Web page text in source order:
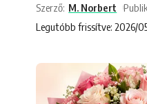
Legutóbb frissítve: 2026/
Szerző: M. Norbert